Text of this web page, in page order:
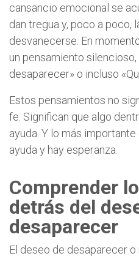
cansancio emocional se
dan tregua y, poco a poco,
desvanecerse. En
un pensamiento
desaparecer» o incluso
Estos pensamientos no
fe. Significan que algo
ayuda. Y lo más importante
ayuda y hay esperanza.
Comprender
detrás del
desaparecer
El deseo de desaparecer